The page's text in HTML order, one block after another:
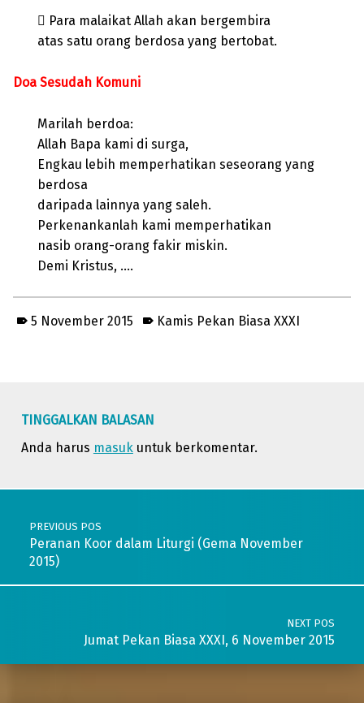
 Para malaikat Allah akan bergembira
atas satu orang berdosa yang bertobat.
Doa Sesudah Komuni
Marilah berdoa:
Allah Bapa kami di surga,
Engkau lebih memperhatikan seseorang yang
berdosa
daripada lainnya yang saleh.
Perkenankanlah kami memperhatikan
nasib orang-orang fakir miskin.
Demi Kristus, ….
5 November 2015 Kamis Pekan Biasa XXXI
TINGGALKAN BALASAN
Anda harus masukuntuk berkomentar.
Post navigation
PREVIOUS POS
Peranan Koor dalam Liturgi (Gema November
2015)
NEXT POS
Jumat Pekan Biasa XXXI, 6 November 2015